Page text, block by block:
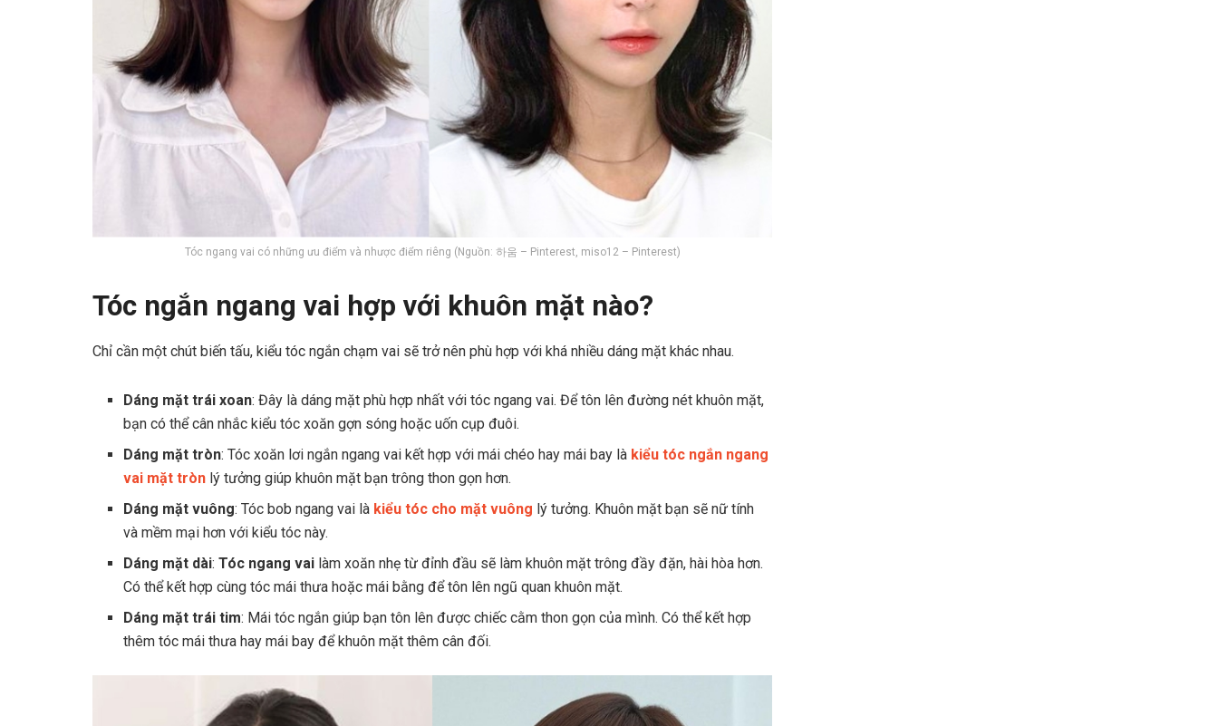
Tóc ngang vai có những ưu điểm và nhược điểm riêng (Nguồn: 하움 – Pinterest, miso12 – Pinterest)
Tóc ngắn ngang vai hợp với khuôn mặt nào?
Chỉ cần một chút biến tấu, kiểu tóc ngắn chạm vai sẽ trở nên phù hợp với khá nhiều dáng mặt khác nhau.
Dáng mặt trái xoan: Đây là dáng mặt phù hợp nhất với tóc ngang vai. Để tôn lên đường nét khuôn mặt,
bạn có thể cân nhắc kiểu tóc xoăn gợn sóng hoặc uốn cụp đuôi.
Dáng mặt tròn: Tóc xoăn lơi ngắn ngang vai kết hợp với mái chéo hay mái bay là kiểu tóc ngắn ngang
vai mặt tròn lý tưởng giúp khuôn mặt bạn trông thon gọn hơn.
Dáng mặt vuông: Tóc bob ngang vai là kiểu tóc cho mặt vuông lý tưởng. Khuôn mặt bạn sẽ nữ tính
và mềm mại hơn với kiểu tóc này.
Dáng mặt dài:Tóc ngang vai làm xoăn nhẹ từ đỉnh đầu sẽ làm khuôn mặt trông đầy đặn, hài hòa hơn.
Có thể kết hợp cùng tóc mái thưa hoặc mái bằng để tôn lên ngũ quan khuôn mặt.
Dáng mặt trái tim: Mái tóc ngắn giúp bạn tôn lên được chiếc cằm thon gọn của mình. Có thể kết hợp
thêm tóc mái thưa hay mái bay để khuôn mặt thêm cân đối.